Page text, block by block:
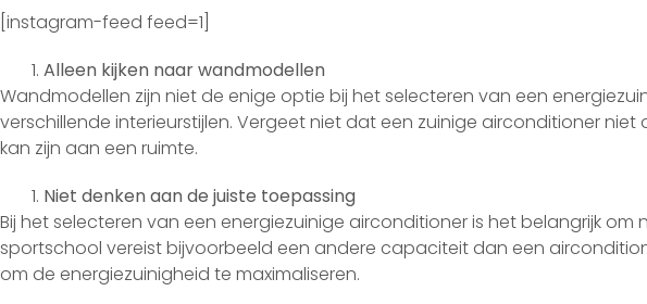
[instagram-feed feed=1]
Alleen kijken naar wandmodellen
Wandmodellen zijn niet de enige optie bij het selecteren van een
verschillende interieurstijlen. Vergeet niet dat een zuinige airconditioner
kan zijn aan een ruimte.
Niet denken aan de juiste toepassing
Bij het selecteren van een energiezuinige airconditioner is het belangrijk
sportschool vereist bijvoorbeeld een andere capaciteit dan een
om de energiezuinigheid te maximaliseren.